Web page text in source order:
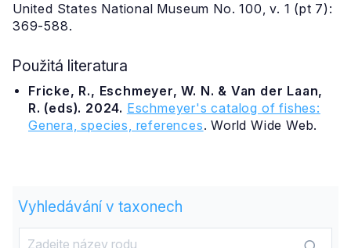
United States National Museum No. 100, v. 1 (pt 7):
369-588.
Použitá literatura
Fricke, R., Eschmeyer, W. N. & Van der Laan,
R. (eds). 2024. Eschmeyer's catalog of fishes:
Genera, species, references. World Wide Web.
Vyhledávání v taxonech